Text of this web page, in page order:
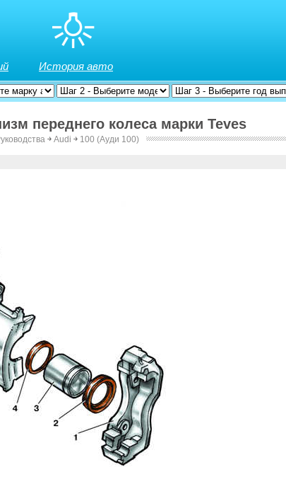
История авто
переднего колеса марки Teves
￫ Audi ￫ 100 (Ауди 100)